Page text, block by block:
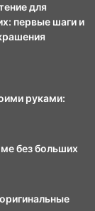
для
первые шаги и
руками:
без больших